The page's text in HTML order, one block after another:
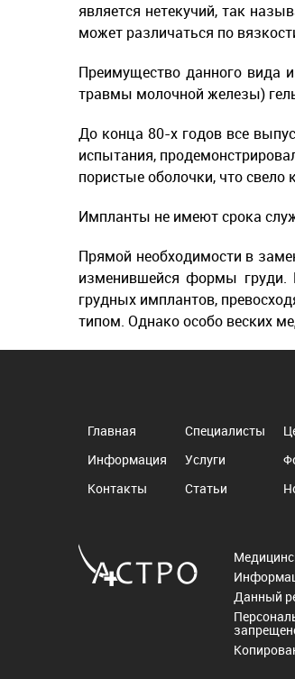
является нетекучий, так
может различаться по
Преимущество данного вида
травмы молочной железы)
До конца 80-х годов все
испытания,
пористые оболочки, что
Импланты не имеют срока
Прямой необходимости в
изменившейся формы груди.
грудных имплантов,
типом. Однако особо веских
Главная Специалисты
Информация
Услуги
Контакты
Статьи
Данный